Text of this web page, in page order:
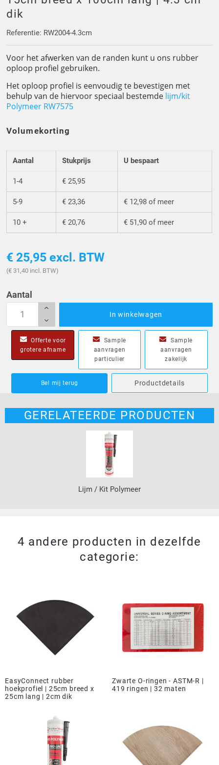
Driehoek/Wig profielen
Silicone U Profielen
Luikenpakking
Oploopprofielen
Hoekprofielen
O-ringen
Schoonmaakmiddel
dik
Referentie: RW2004-4.3cm
Voor het afwerken van de randen kunt u ons rubber
oploop profiel gebruiken.
Het oploop profiel is eenvoudig te bevestigen met
behulp van de hiervoor speciaal bestemde lijm/kit
Polymeer RW7575
Volumekorting
Aantal Stukprijs U bespaart
1-4 € 25,95
5-9 € 23,36 € 12,98 of meer
10 + € 20,76 € 51,90 of meer
€ 25,95 excl. BTW
(€ 31,40 incl. BTW)
Aantal
In winkelwagen
Offerte voor
grotere afname
Sample
aanvragen
particulier
Sample
aanvragen
zakelijk
Bel mij terug Productdetails
GERELATEERDE PRODUCTEN
Lijm / Kit Polymeer
4 andere producten in dezelfde
categorie:
EasyConnect rubber
hoekprofiel | 25cm breed x
25cm lang | 2cm dik
Zwarte O-ringen - ASTM-R |
419 ringen | 32 maten